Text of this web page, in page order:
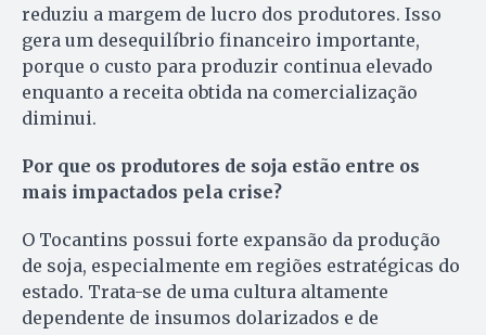
reduziu a margem de lucro dos produtores. Isso
gera um desequilíbrio financeiro importante,
porque o custo para produzir continua elevado
enquanto a receita obtida na comercialização
diminui.
Por que os produtores de soja estão entre os
mais impactados pela crise?
O Tocantins possui forte expansão da produção
de soja, especialmente em regiões estratégicas do
estado. Trata-se de uma cultura altamente
dependente de insumos dolarizados e de